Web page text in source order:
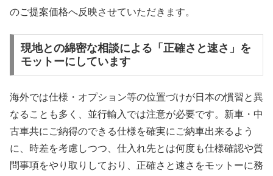
のご提案価格へ反映させていただきます。
現地との綿密な相談による「正確さと速さ」を
モットーにしています
海外では仕様・オプション等の位置づけが日本の慣習と異
なることも多く、並行輸入では注意が必要です。新車・中
古車共にご納得のできる仕様を確実にご納車出来るよう
に、時差を考慮しつつ、仕入れ先とは何度も仕様確認や質
問事項をやり取りしており、正確さと速さをモットーに務